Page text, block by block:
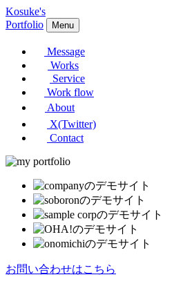
Kosuke's
Portfolio
Menu
Message
Works
Service
Work flow
About
X(Twitter)
Contact
お問い合わせはこちら